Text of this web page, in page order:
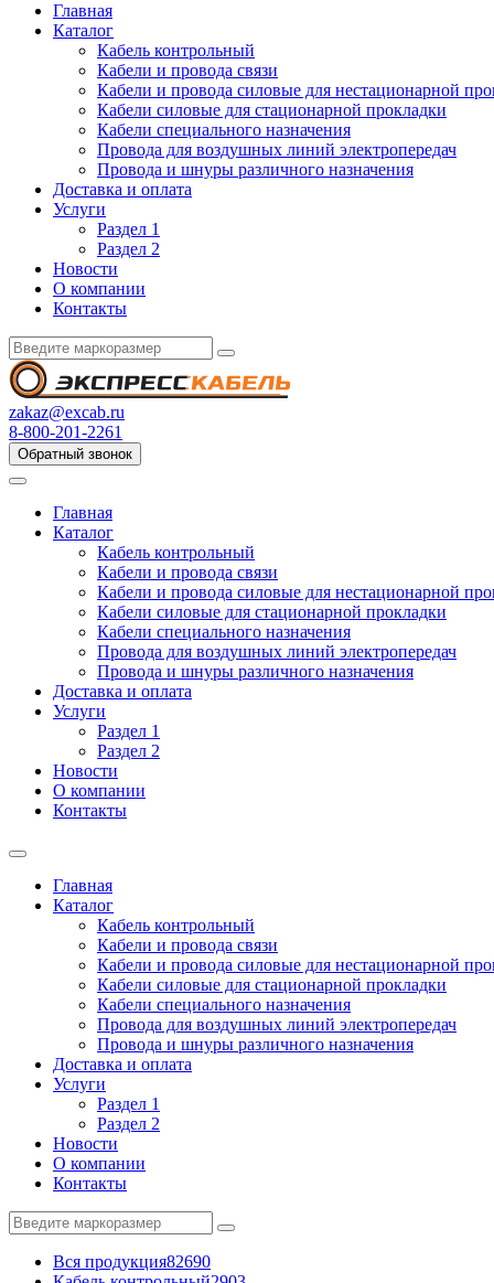
Главная
Каталог
Кабель контрольный
Кабели и провода связи
Кабели и провода силовые для нестационарной
Кабели силовые для стационарной прокладки
Кабели специального назначения
Провода для воздушных линий электропередач
Провода и шнуры различного назначения
Доставка и оплата
Услуги
Раздел 1
Раздел 2
Новости
О компании
Контакты
zakaz@excab.ru
8-800-201-2261
Обратный звонок
Главная
Каталог
Кабель контрольный
Кабели и провода связи
Кабели и провода силовые для нестационарной
Кабели силовые для стационарной прокладки
Кабели специального назначения
Провода для воздушных линий электропередач
Провода и шнуры различного назначения
Доставка и оплата
Услуги
Раздел 1
Раздел 2
Новости
О компании
Контакты
Главная
Каталог
Кабель контрольный
Кабели и провода связи
Кабели и провода силовые для нестационарной
Кабели силовые для стационарной прокладки
Кабели специального назначения
Провода для воздушных линий электропередач
Провода и шнуры различного назначения
Доставка и оплата
Услуги
Раздел 1
Раздел 2
Новости
О компании
Контакты
Вся продукция82690